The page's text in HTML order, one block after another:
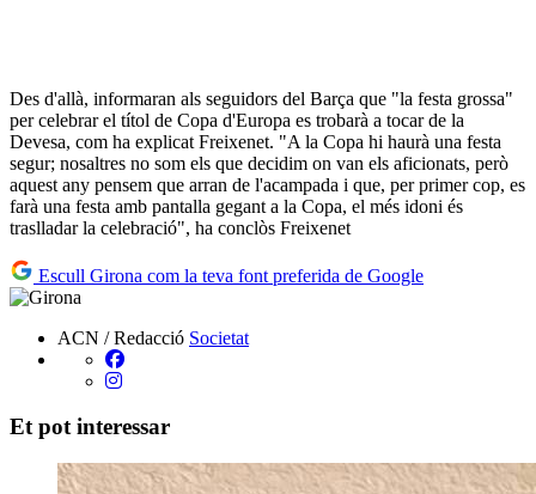
Des d'allà, informaran als seguidors del Barça que "la festa grossa"
per celebrar el títol de Copa d'Europa es trobarà a tocar de la
Devesa, com ha explicat Freixenet. "A la Copa hi haurà una festa
segur; nosaltres no som els que decidim on van els aficionats, però
aquest any pensem que arran de l'acampada i que, per primer cop, es
farà una festa amb pantalla gegant a la Copa, el més idoni és
traslladar la celebració", ha conclòs Freixenet
Escull Girona com la teva font preferida de Google
ACN / Redacció Societat
Et pot interessar